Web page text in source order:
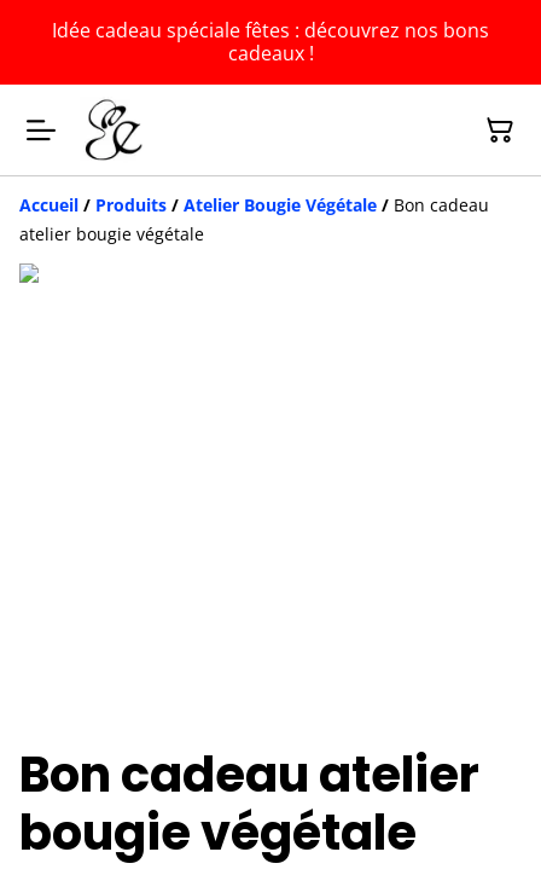
Idée cadeau spéciale fêtes : découvrez nos bons
cadeaux !
Accueil / Produits / Atelier Bougie Végétale / Bon cadeau
atelier bougie végétale
Bon cadeau atelier
bougie végétale